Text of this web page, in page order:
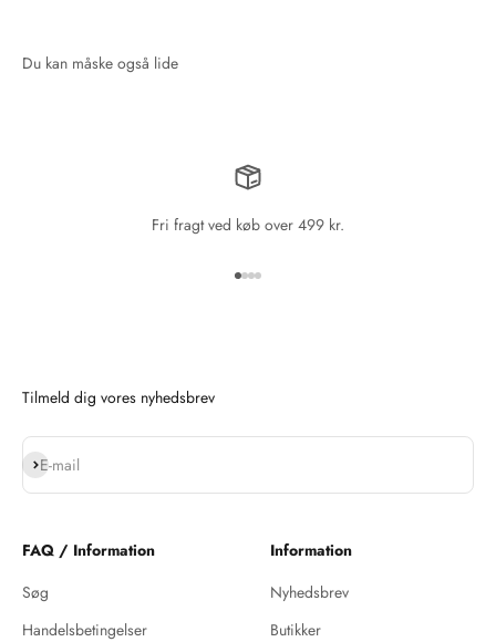
Fri fragt ved køb over 499 kr.
Tilmeld dig vores nyhedsbrev
E-mail
Abonnér
FAQ / Information
Søg
Handelsbetingelser
Information
Nyhedsbrev
Butikker